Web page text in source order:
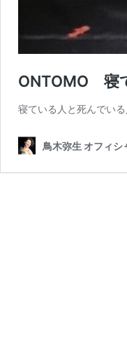
ONTOMO 寝
寝ている人と死んでい
鳥木弥生 オフィシ